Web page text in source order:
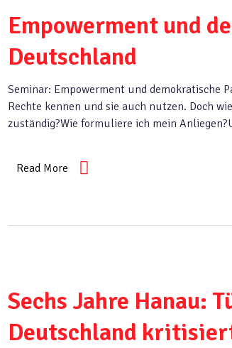
Empowerment und
Deutschland
Seminar: Empowerment und demokratische
Rechte kennen und sie auch nutzen. Doch
zuständig?Wie formuliere ich mein
Read More
Sechs Jahre Hanau:
Deutschland